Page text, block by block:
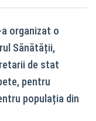
organizat o
Sănătății,
de stat
pentru
populația din